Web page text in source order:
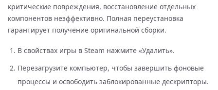
критические повреждения, восстановление отдельных
компонентов неэффективно. Полная переустановка
гарантирует получение оригинальной сборки.
В свойствах игры в Steam нажмите «Удалить».
Перезагрузите компьютер, чтобы завершить фоновые
процессы и освободить заблокированные дескрипторы.